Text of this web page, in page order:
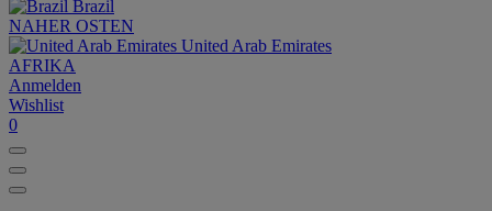
Brazil
NAHER OSTEN
United Arab Emirates
AFRIKA
Anmelden
Wishlist
0